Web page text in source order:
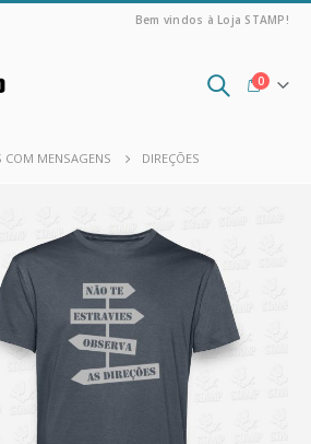
Bem vindos à Loja STAMP!
0
COM MENSAGENS DIREÇÕES